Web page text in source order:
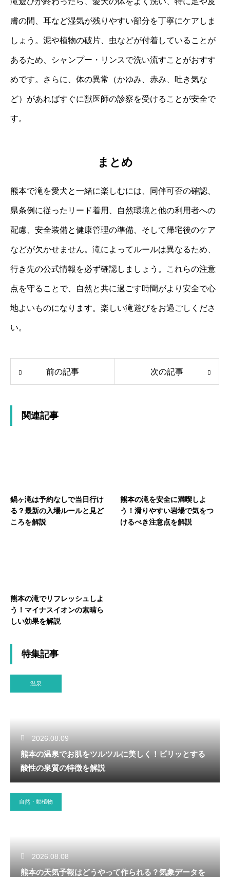
膚の間、耳など湿気が残りやすい部分を丁寧にケアしま
しょう。泥や植物の破片、虫などが付着していることが
あるため、シャンプー・リンスで洗い流すことがおすす
めです。さらに、体の異常（かゆみ、赤み、吐き気な
ど）があればすぐに獣医師の診察を受けることが安全で
す。
まとめ
熊本で滝を愛犬と一緒に楽しむには、同伴可否の確認、
県条例に従ったリード着用、自然環境と他の利用者への
配慮、安全装備と健康管理の準備、そして帰宅後のケア
などが欠かせません。滝によってルールは異なるため、
行き先の公式情報を必ず確認しましょう。これらの注意
点を守ることで、自然と共に過ごす時間がより安全で心
地よいものになります。楽しい滝遊びをお過ごしくださ
い。
前の記事 次の記事
関連記事
鍋ヶ滝は予約なしで当日行け
る？最新の入場ルールと見ど
ころを解説
熊本の滝を安全に満喫しよ
う！滑りやすい岩場で気をつ
けるべき注意点を解説
熊本の滝でリフレッシュしよ
う！マイナスイオンの素晴ら
しい効果を解説
特集記事
温泉
2026.08.09
熊本の温泉でお肌をツルツルに美しく！ピリッとする
酸性の泉質の特徴を解説
自然・動植物
2026.08.08
熊本の天気予報はどうやって作られる？気象データを